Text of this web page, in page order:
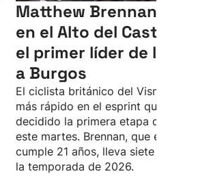
Matthew Brennan gana
en el Alto del Castillo, y
el primer líder de la
a Burgos
El ciclista británico del Visma ha
más rápido en el esprint que ha
decidido la primera etapa de la
este martes. Brennan, que el jueves
cumple 21 años, lleva siete victorias
la temporada de 2026.